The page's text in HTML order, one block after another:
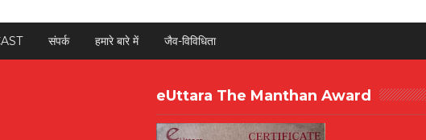
संपर्क हमारे बारे में जैव-विविधिता
eUttara The Manthan Award